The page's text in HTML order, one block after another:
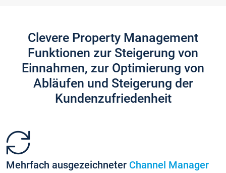
Clevere Property Management
Funktionen zur Steigerung von
Einnahmen, zur Optimierung von
Abläufen und Steigerung der
Kundenzufriedenheit
Mehrfach ausgezeichneter Channel Manager